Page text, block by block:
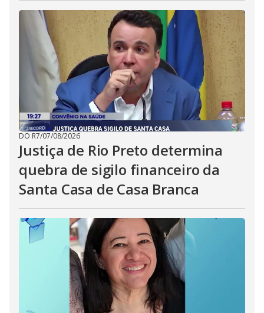
DO R7/07/08/2026
Justiça de Rio Preto determina
quebra de sigilo financeiro da
Santa Casa de Casa Branca